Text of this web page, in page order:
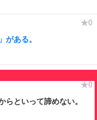
がある。
らといって諦めない。